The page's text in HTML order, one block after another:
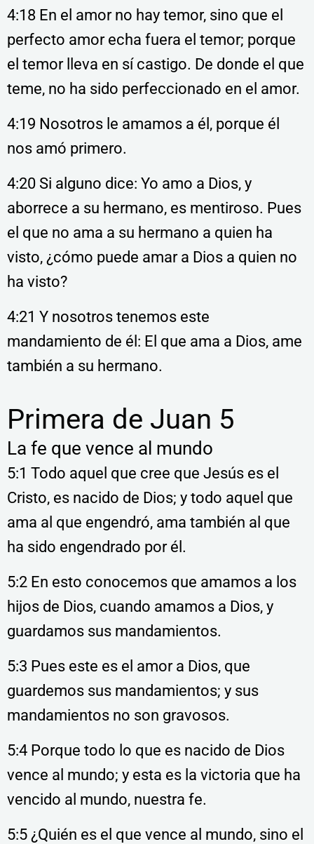
4:18 En el amor no hay temor, sino que el
perfecto amor echa fuera el temor; porque
el temor lleva en sí castigo. De donde el que
teme, no ha sido perfeccionado en el amor.
4:19 Nosotros le amamos a él, porque él
nos amó primero.
4:20 Si alguno dice: Yo amo a Dios, y
aborrece a su hermano, es mentiroso. Pues
el que no ama a su hermano a quien ha
visto, ¿cómo puede amar a Dios a quien no
ha visto?
4:21 Y nosotros tenemos este
mandamiento de él: El que ama a Dios, ame
también a su hermano.
Primera de Juan 5
La fe que vence al mundo
5:1 Todo aquel que cree que Jesús es el
Cristo, es nacido de Dios; y todo aquel que
ama al que engendró, ama también al que
ha sido engendrado por él.
5:2 En esto conocemos que amamos a los
hijos de Dios, cuando amamos a Dios, y
guardamos sus mandamientos.
5:3 Pues este es el amor a Dios, que
guardemos sus mandamientos; y sus
mandamientos no son gravosos.
5:4 Porque todo lo que es nacido de Dios
vence al mundo; y esta es la victoria que ha
vencido al mundo, nuestra fe.
5:5 ¿Quién es el que vence al mundo, sino el